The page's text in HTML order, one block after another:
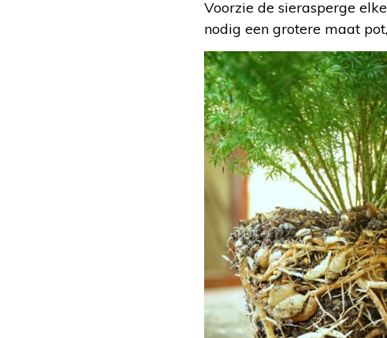
Voorzie de sierasperge
nodig een grotere maat